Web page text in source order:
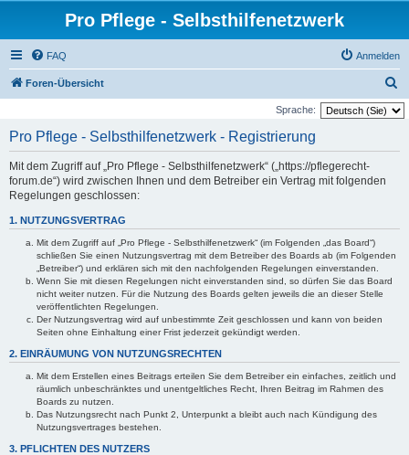
Pro Pflege - Selbsthilfenetzwerk
FAQ Anmelden
Foren-Übersicht
u
Sprache:
Pro Pflege - Selbsthilfenetzwerk - Registrierung
Mit dem Zugriff auf „Pro Pflege - Selbsthilfenetzwerk“ („https://pflegerecht-
forum.de“) wird zwischen Ihnen und dem Betreiber ein Vertrag mit folgenden
Regelungen geschlossen:
1. NUTZUNGSVERTRAG
Mit dem Zugriff auf „Pro Pflege - Selbsthilfenetzwerk“ (im Folgenden „das Board“)
schließen Sie einen Nutzungsvertrag mit dem Betreiber des Boards ab (im Folgenden
„Betreiber“) und erklären sich mit den nachfolgenden Regelungen einverstanden.
Wenn Sie mit diesen Regelungen nicht einverstanden sind, so dürfen Sie das Board
nicht weiter nutzen. Für die Nutzung des Boards gelten jeweils die an dieser Stelle
veröffentlichten Regelungen.
Der Nutzungsvertrag wird auf unbestimmte Zeit geschlossen und kann von beiden
Seiten ohne Einhaltung einer Frist jederzeit gekündigt werden.
2. EINRÄUMUNG VON NUTZUNGSRECHTEN
Mit dem Erstellen eines Beitrags erteilen Sie dem Betreiber ein einfaches, zeitlich und
räumlich unbeschränktes und unentgeltliches Recht, Ihren Beitrag im Rahmen des
Boards zu nutzen.
Das Nutzungsrecht nach Punkt 2, Unterpunkt a bleibt auch nach Kündigung des
Nutzungsvertrages bestehen.
3. PFLICHTEN DES NUTZERS